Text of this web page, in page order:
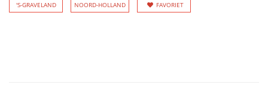
'S-GRAVELAND NOORD-HOLLAND FAVORIET